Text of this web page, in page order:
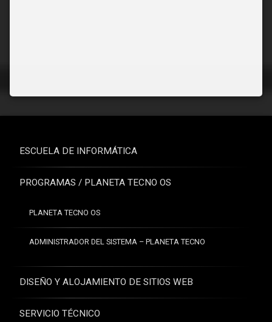
ESCUELA DE INFORMÁTICA
PROGRAMAS / PLANETA TECNO OS
PLANETA TECNO OS
ADMINISTRADOR DEL SISTEMA – PLANETA TECNO
DISEÑO Y ALOJAMIENTO DE SITIOS WEB
SERVICIO TÉCNICO